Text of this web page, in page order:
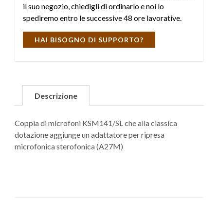
il suo negozio, chiedigli di ordinarlo e noi lo
spediremo entro le successive 48 ore lavorative.
HAI BISOGNO DI SUPPORTO?
Descrizione
Coppia di microfoni KSM141/SL che alla classica
dotazione aggiunge un adattatore per ripresa
microfonica sterofonica (A27M)